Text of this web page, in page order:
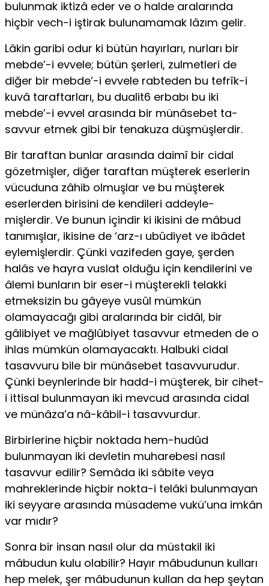
bulunmak iktizâ eder ve o halde aralarında
hiçbir vech-i iştirak bulunamamak lâzım gelir.
Lâkin garibi odur ki bütün hayırları, nurları bir
mebde’-i evvele; bütün şerleri, zulmetleri de
diğer bir mebde’-i evvele rabteden bu tefrîk-i
kuvâ taraftar­ları, bu dualit6 erbabı bu iki
mebde’-i evvel arasında bir münâsebet ta­
savvur etmek gibi bir tenakuza düşmüşlerdir.
Bir taraftan bunlar arasında daimî bir cidal
gözetmişler, diğer taraftan müşterek eserlerin
vücuduna zâhib olmuşlar ve bu müşterek
eserlerden birisini de kendileri addeyle-
mişlerdir. Ve bunun içindir ki ikisini de mâbud
tanımışlar, ikisine de ‘arz-ı ubûdiyet ve ibâdet
eylemişlerdir. Çünki vazifeden gaye, şerden
halâs ve hayra vuslat olduğu için kendilerini ve
âlemi bunların bir eser-i müşterekli telakki
etmeksizin bu gâyeye vusûl mümkün
olamayacağı gibi aralarında bir cidâl, bir
gâlibiyet ve mağlûbiyet tasavvur etmeden de o
ihlas mümkün olamayacaktı. Halbuki cidal
tasavvuru bile bir münâsebet tasavvurudur.
Çünki beynlerinde bir hadd-i müşterek, bir cihet-
i ittisal bulunmayan iki mevcud arasında cidal
ve münâza’a nâ-kâbil-i tasavvurdur.
Birbirlerine hiçbir noktada hem-hudûd
bulunmayan iki devletin muharebesi nasıl
tasavvur edilir? Semâda iki sâbite veya
mahreklerinde hiç­bir nokta-i telâki bulunmayan
iki seyyare arasında müsademe vukü’una imkân
var mıdır?
Sonra bir insan nasıl olur da müstakil iki
mâbudun kulu olabilir? Hayır mâbudunun kulları
hep melek, şer mâbudunun kullan da hep şeytan